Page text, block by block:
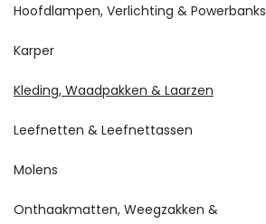
Hoofdlampen, Verlichting & Powerbanks
Karper
Kleding, Waadpakken & Laarzen
Leefnetten & Leefnettassen
Molens
Onthaakmatten, Weegzakken &